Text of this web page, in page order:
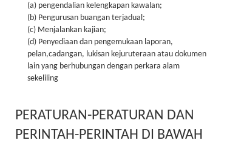
(a) pengendalian kelengkapan kawalan;
(b) Pengurusan buangan terjadual;
(c) Menjalankan kajian;
(d) Penyediaan dan pengemukaan laporan,
pelan,cadangan, lukisan kejuruteraan atau dokumen
lain yang berhubungan dengan perkara alam
sekeliling
PERATURAN-PERATURAN DAN
PERINTAH-PERINTAH DI BAWAH